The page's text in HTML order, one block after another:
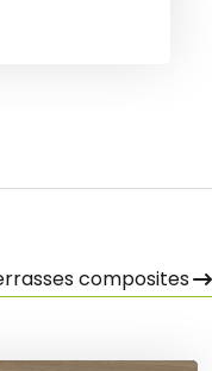
composites